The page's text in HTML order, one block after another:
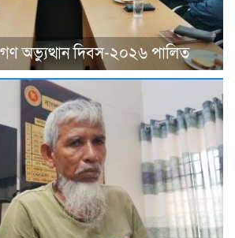
অভ্যুত্থান দিবস-২০২৬ পালিত